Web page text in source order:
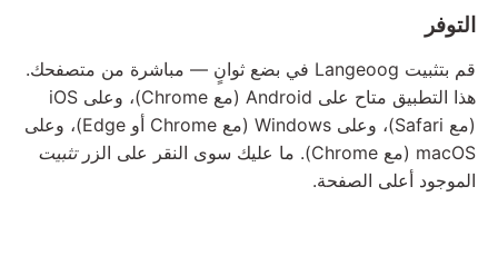
التوفر
قم بتثبيت Langeoog في بضع ثوانٍ — مباشرة من متصفحك.
هذا التطبيق متاح على Android (مع Chrome)، وعلى iOS
(مع Safari)، وعلى Windows (مع Chrome أو Edge)، وعلى
macOS (مع Chrome). ما عليك سوى النقر على الزر
تثبيت
الموجود أعلى الصفحة.